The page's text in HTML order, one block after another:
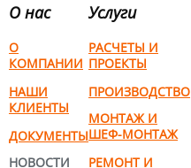
О нас
О
КОМПАНИИ
НАШИ
КЛИЕНТЫ
ДОКУМЕНТЫ
НОВОСТИ
Услуги
РАСЧЕТЫ И
ПРОЕКТЫ
ПРОИЗВОДСТВО
МОНТАЖ И
ШЕФ-МОНТАЖ
РЕМОНТ И